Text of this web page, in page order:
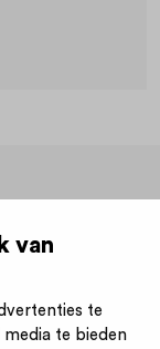
van
te
te bieden